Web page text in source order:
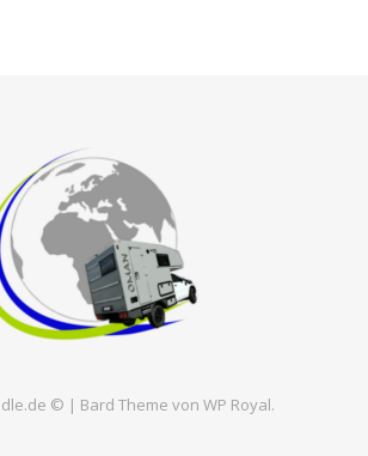
© | Bard Theme von WP Royal.